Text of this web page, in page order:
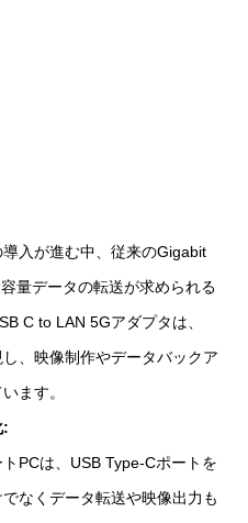
入が進む中、従来のGigabit
量データの転送が求められる
C to LAN 5Gアダプタは、
、映像制作やデータバックア
ます。
:
PCは、USB Type‑Cポートを
なくデータ転送や映像出力も